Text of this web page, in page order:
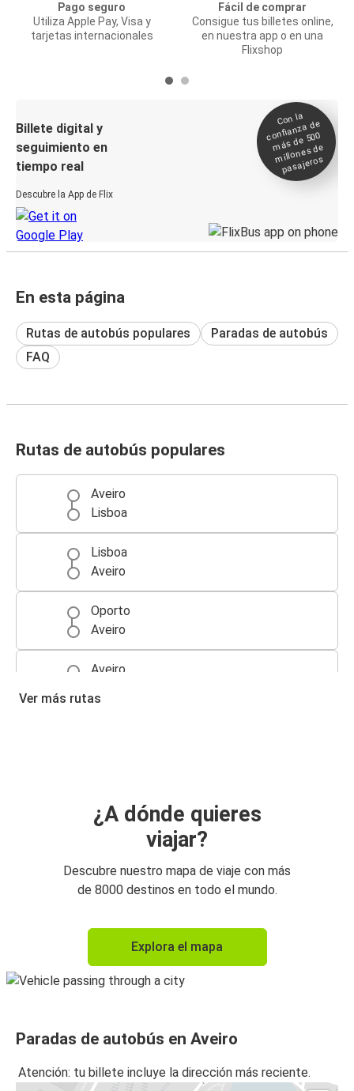
Pago seguro
Utiliza Apple Pay, Visa y
tarjetas internacionales
Fácil de comprar
Consigue tus billetes online,
en nuestra app o en una
Flixshop
Billete digital y
seguimiento en
tiempo real
Descubre la App de Flix
Con la
confianza de
más de 500
millones de
pasajeros
En esta página
Rutas de autobús populares
Paradas de autobús
FAQ
Rutas de autobús populares
Aveiro
Lisboa
Lisboa
Aveiro
Oporto
Aveiro
Aveiro
Aveiro
Oporto (Aeropuerto)
Aveiro
Coímbra
Aveiro
Braga
Ver más rutas
¿A dónde quieres
viajar?
Descubre nuestro mapa de viaje con más
de 8000 destinos en todo el mundo.
Explora el mapa
Paradas de autobús en Aveiro
Atención: tu billete incluye la dirección más reciente.